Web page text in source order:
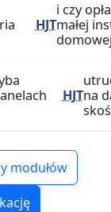
HJT
i czy
małej
HJTna
modułów